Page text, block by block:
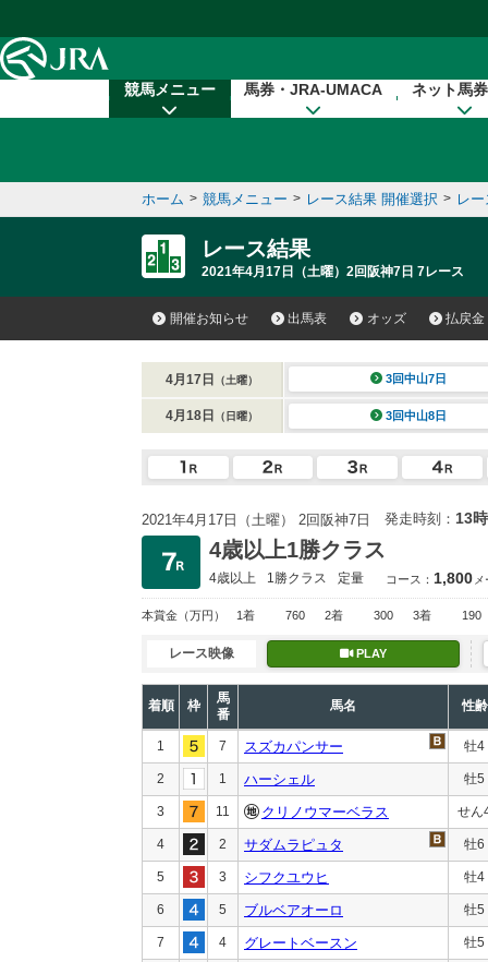
競馬メニュー 馬券・JRA-UMACA ネット馬
ホーム > 競馬メニュー > レース結果 開催選択 > レ
レース結果
2021年4月17日（土曜）2回阪神7日 7レース
開催お知らせ 出馬表 オッズ 払戻金
4月17日 （土曜） 3回中山7日
4月18日 （日曜） 3回中山8日
2021年4月17日（土曜） 2回阪神7日 発走時刻： 13
4歳以上1勝クラス
4歳以上 1勝クラス 定量 コース： 1,800
本賞金 （万円） 1着 760 2着 300 3着 190
レース映像 PLAY
着順 枠
馬
番
馬名 性齢
1 7 スズカパンサー 牡4
2 1 ハーシェル 牡5
3 11 クリノウマーベラス せん
4 2 サダムラピュタ 牡6
5 3 シフクユウヒ 牡4
6 5 ブルベアオーロ 牡5
7 4 グレートベースン 牡5